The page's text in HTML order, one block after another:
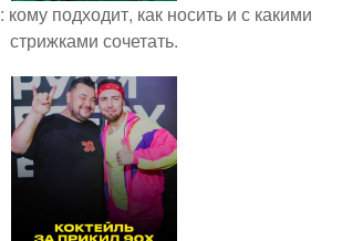
подходит, как носить и с какими
стрижками сочетать.